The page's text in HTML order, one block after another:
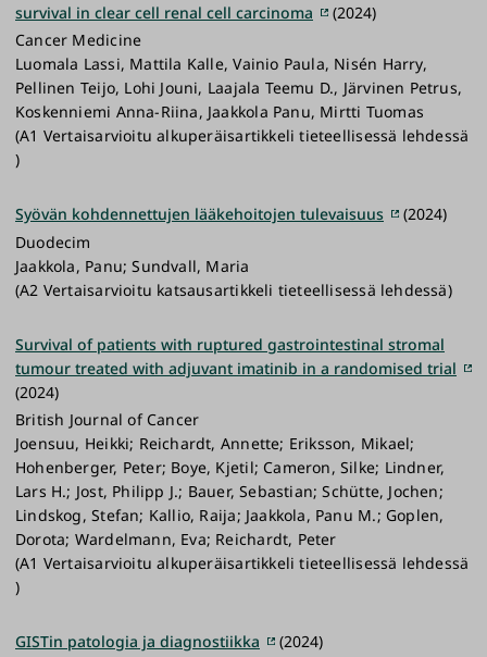
survival in clear cell renal cell carcinoma
(2024)
Cancer Medicine
Luomala Lassi, Mattila Kalle, Vainio Paula, Nisén Harry,
Pellinen Teijo, Lohi Jouni, Laajala Teemu D., Järvinen Petrus,
Koskenniemi Anna-Riina, Jaakkola Panu, Mirtti Tuomas
(A1 Vertaisarvioitu alkuperäisartikkeli tieteellisessä lehdessä
)
Syövän kohdennettujen lääkehoitojen tulevaisuus
(2024)
Duodecim
Jaakkola, Panu; Sundvall, Maria
(A2 Vertaisarvioitu katsausartikkeli tieteellisessä lehdessä)
Survival of patients with ruptured gastrointestinal stromal
tumour treated with adjuvant imatinib in a randomised trial
(2024)
British Journal of Cancer
Joensuu, Heikki; Reichardt, Annette; Eriksson, Mikael;
Hohenberger, Peter; Boye, Kjetil; Cameron, Silke; Lindner,
Lars H.; Jost, Philipp J.; Bauer, Sebastian; Schütte, Jochen;
Lindskog, Stefan; Kallio, Raija; Jaakkola, Panu M.; Goplen,
Dorota; Wardelmann, Eva; Reichardt, Peter
(A1 Vertaisarvioitu alkuperäisartikkeli tieteellisessä lehdessä
)
GISTin patologia ja diagnostiikka
(2024)